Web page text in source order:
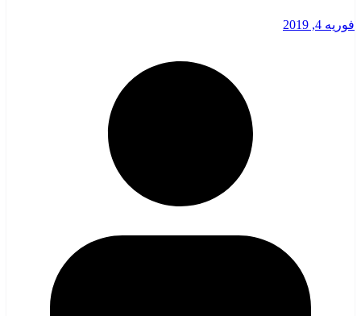
فوریه 4, 2019